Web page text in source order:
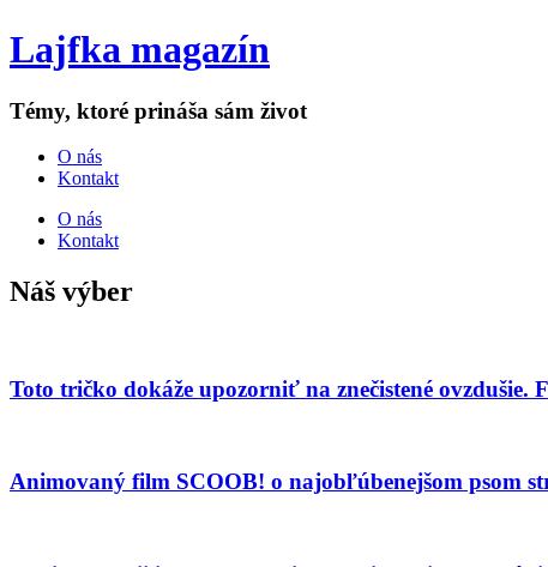
Lajfka magazín
Témy, ktoré prináša sám život
O nás
Kontakt
O nás
Kontakt
Náš výber
Toto tričko dokáže upozorniť na znečistené
Animovaný film SCOOB! o najobľúbenejšom psom